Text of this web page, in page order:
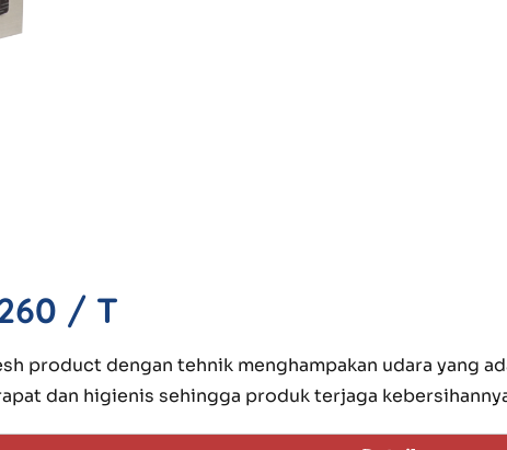
/ T
product dengan tehnik menghampakan udara yang
dan higienis sehingga produk terjaga